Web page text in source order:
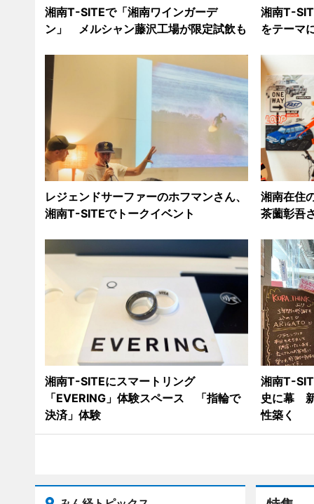
湘南T-SITEで「湘南ワインガーデ
ン」 メルシャン藤沢工場が限定試飲も
湘南T-
をテーマ
レジェンドサーファーのホフマンさん、
湘南T-SITEでトークイベント
湘南在住
茶薗彰吾
湘南T-SITEにスマートリング
「EVERING」体験スペース 「指輪で
決済」体験
湘南T-
史に幕
性築く